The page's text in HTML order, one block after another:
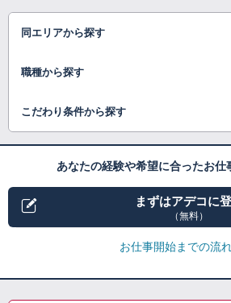
同エリアから探す
職種から探す
こだわり条件から探す
あなたの経験や希望に合ったお仕
まずはアデコに
（無料）
お仕事開始までの流